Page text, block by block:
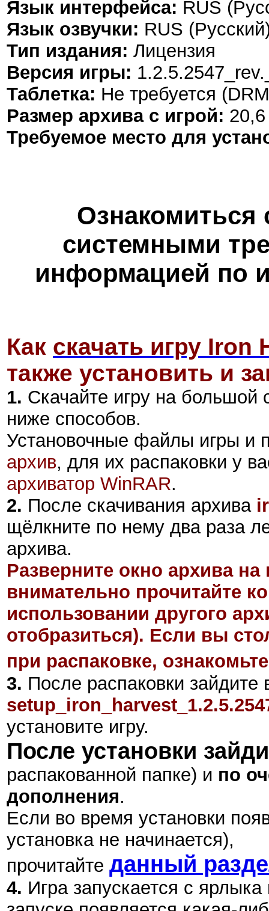
Язык интерфейса: RUS
Язык озвучки: RUS
Тип издания: Лицензия
Версия игры:
Таблетка: Не требуется
Размер архива с игрой:
Требуемое место для
Ознакомиться
системными
информацией по
Как скачать игру
также установить и
1. Скачайте игру на большой
ниже способов.
Установочные файлы игры и
архив, для их распаковки у
архиватор WinRAR.
2. После скачивания архива
щёлкните по нему два раза
архива.
Разверните окно архива на
внимательно прочитайте
использовании другого
отобразиться). Если вы
при распаковке,
3. После распаковки зайдите
установите игру.
После установки
распакованной папке) и по
дополнения.
Если во время установки
установка не начинается),
прочитайте данный
4. Игра запускается с